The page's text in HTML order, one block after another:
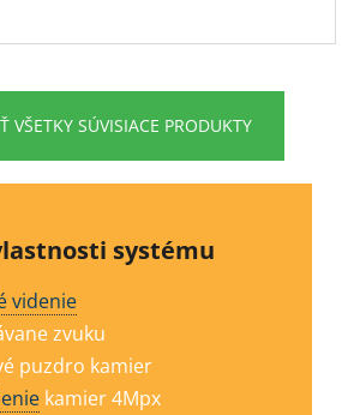
VŠETKY SÚVISIACE PRODUKTY
systému
videnie
zvuku
puzdro kamier
kamier 4Mpx